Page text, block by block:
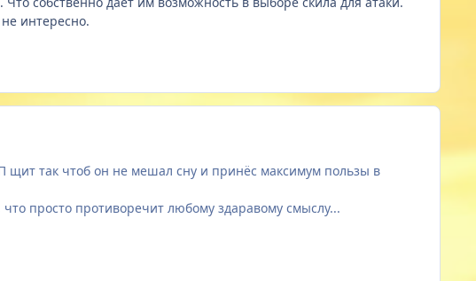
интересно.
щит так чтоб он не мешал сну и принёс максимум пользы в
просто противоречит любому здаравому смыслу...